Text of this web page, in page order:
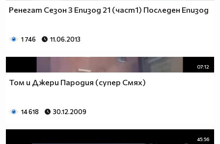
Ренегат Сезон 3 Епизод 21 (част1) Последен Епизод
1 746 11.06.2013
07:12
Том и Джери Пародия (супер Смях)
14 618 30.12.2009
45:56